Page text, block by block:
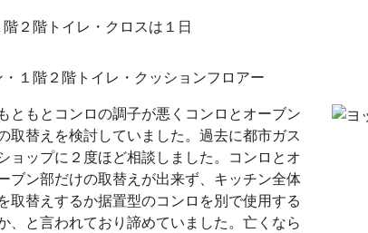
２階トイレ・クロスは１日
１階２階トイレ・クッションフロアー
もともとコンロの調子が悪くコンロとオーブン
取替えを検討していました。過去に都市ガス
ョップに２度ほど相談しました。コンロとオ
ブン部だけの取替えが出来ず、キッチン全体
取替えするか据置型のコンロを別で使用する
、と言われており諦めていました。亡くなら